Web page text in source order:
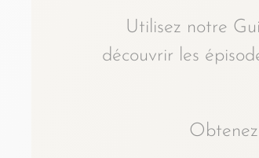
Utilisez notre
découvrir les